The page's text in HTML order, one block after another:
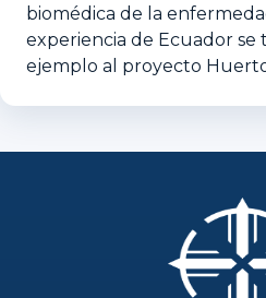
biomédica de la
experiencia de Ecuador se
ejemplo al proyecto